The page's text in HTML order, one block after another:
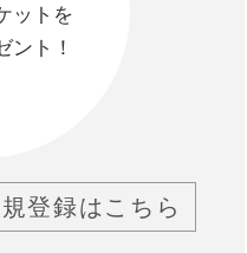
ットを
ント！
登録はこちら